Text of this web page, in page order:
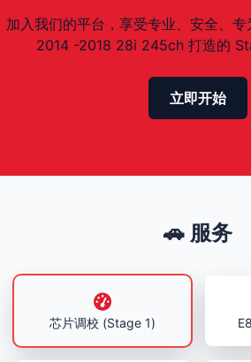
加入我们的平台，享受专业、安全、
2014 -2018 28i 245ch 打造的
立即开始
🚗 服务
芯片调校 (Stage 1)